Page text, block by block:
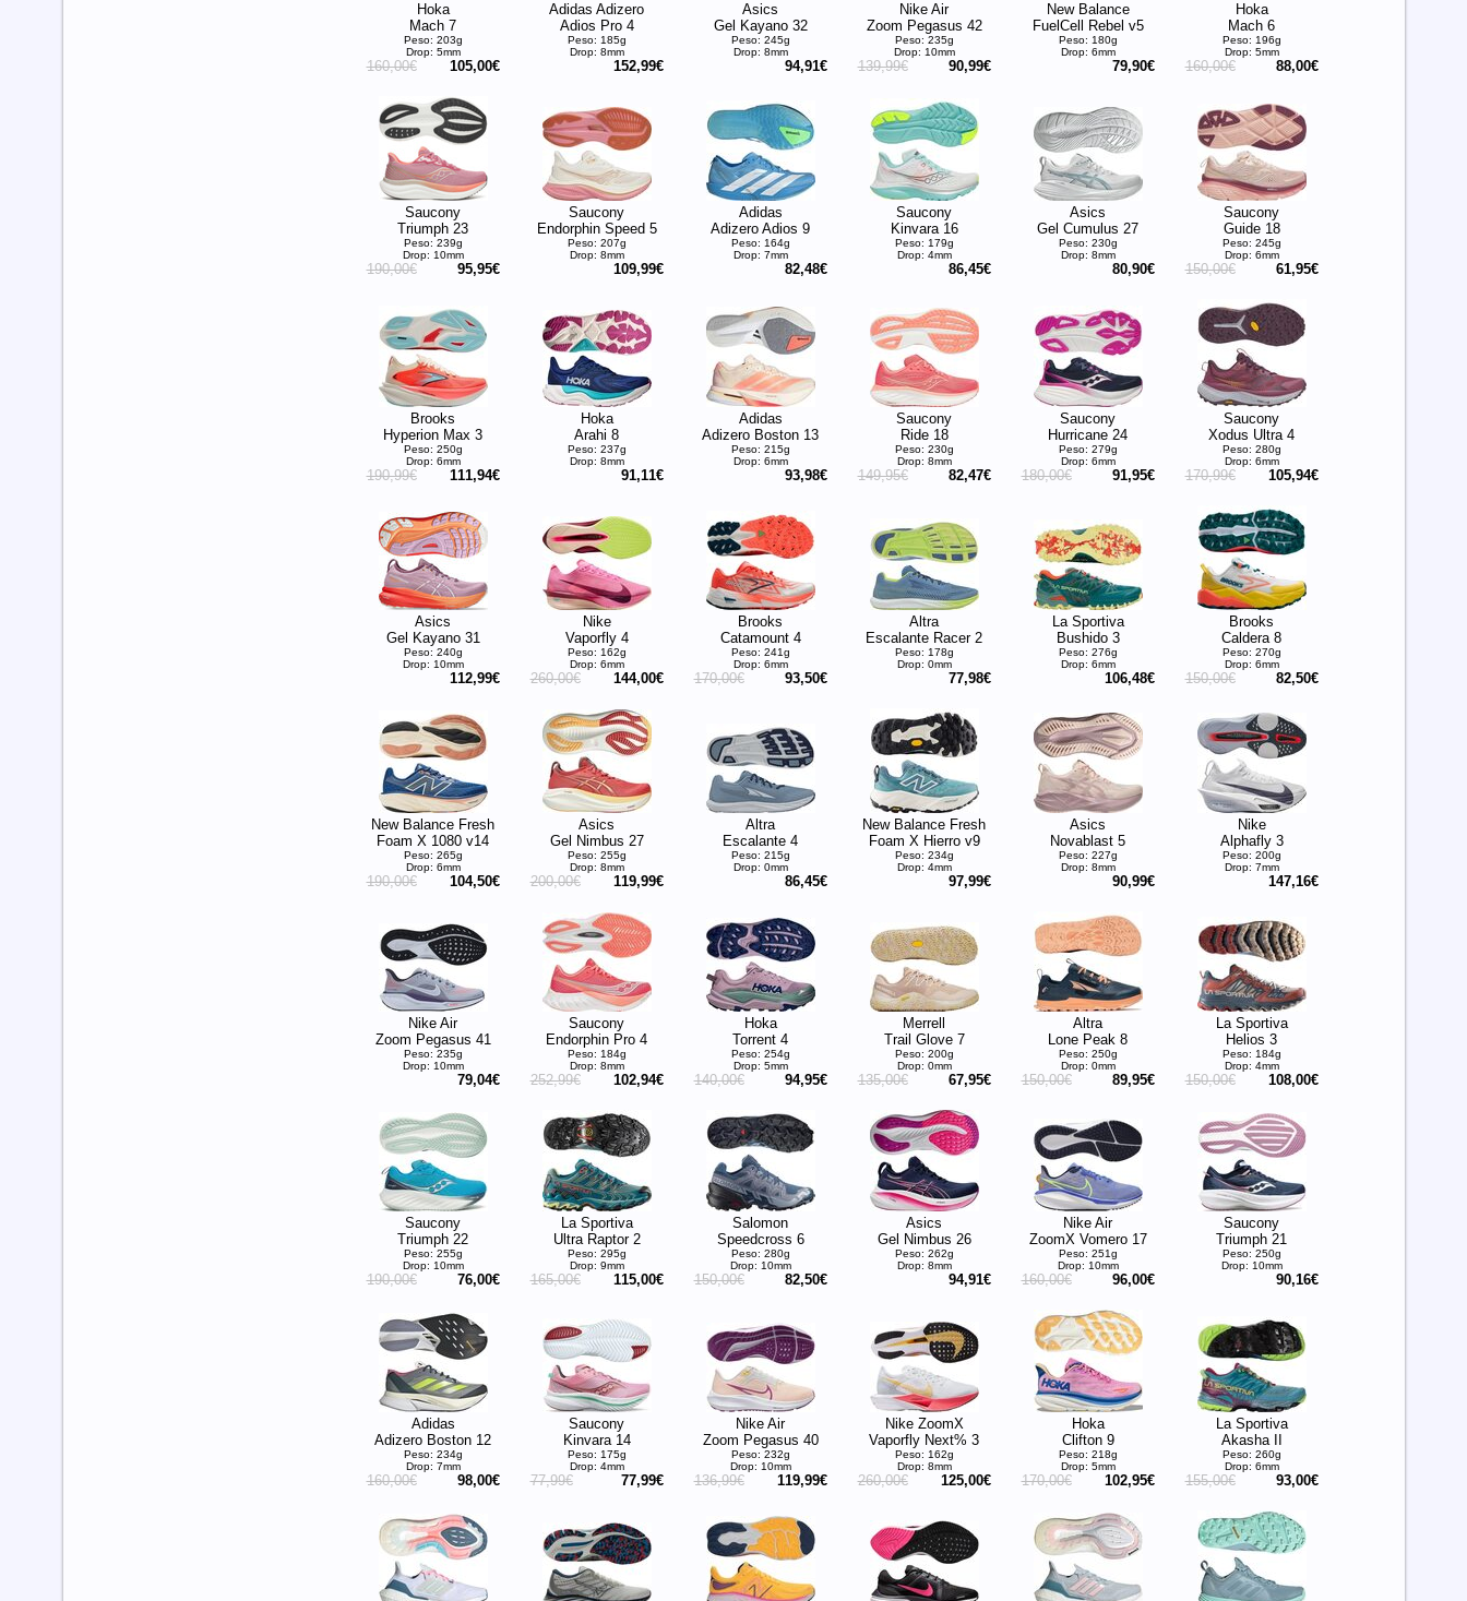
Hoka
Mach 7
Peso: 203g
Drop: 5mm
160,00€ 105,00€
Adidas Adizero
Adios Pro 4
Peso: 185g
Drop: 8mm
152,99€
Asics
Gel Kayano 32
Peso: 245g
Drop: 8mm
94,91€
Nike Air
Zoom Pegasus 42
Peso: 235g
Drop: 10mm
139,99€ 90,99€
New Balance
FuelCell Rebel v5
Peso: 180g
Drop: 6mm
79,90€
Hoka
Mach 6
Peso: 196g
Drop: 5mm
160,00€ 88,00€
Saucony
Triumph 23
Peso: 239g
Drop: 10mm
190,00€ 95,95€
Saucony
Endorphin Speed 5
Peso: 207g
Drop: 8mm
109,99€
Adidas
Adizero Adios 9
Peso: 164g
Drop: 7mm
82,48€
Saucony
Kinvara 16
Peso: 179g
Drop: 4mm
86,45€
Asics
Gel Cumulus 27
Peso: 230g
Drop: 8mm
80,90€
Saucony
Guide 18
Peso: 245g
Drop: 6mm
150,00€ 61,95€
Brooks
Hyperion Max 3
Peso: 250g
Drop: 6mm
190,99€ 111,94€
Hoka
Arahi 8
Peso: 237g
Drop: 8mm
91,11€
Adidas
Adizero Boston 13
Peso: 215g
Drop: 6mm
93,98€
Saucony
Ride 18
Peso: 230g
Drop: 8mm
149,95€ 82,47€
Saucony
Hurricane 24
Peso: 279g
Drop: 6mm
180,00€ 91,95€
Saucony
Xodus Ultra 4
Peso: 280g
Drop: 6mm
170,99€ 105,94€
Asics
Gel Kayano 31
Peso: 240g
Drop: 10mm
112,99€
Nike
Vaporfly 4
Peso: 162g
Drop: 6mm
260,00€ 144,00€
Brooks
Catamount 4
Peso: 241g
Drop: 6mm
170,00€ 93,50€
Altra
Escalante Racer 2
Peso: 178g
Drop: 0mm
77,98€
La Sportiva
Bushido 3
Peso: 276g
Drop: 6mm
106,48€
Brooks
Caldera 8
Peso: 270g
Drop: 6mm
150,00€ 82,50€
New Balance Fresh
Foam X 1080 v14
Peso: 265g
Drop: 6mm
190,00€ 104,50€
Asics
Gel Nimbus 27
Peso: 255g
Drop: 8mm
200,00€ 119,99€
Altra
Escalante 4
Peso: 215g
Drop: 0mm
86,45€
New Balance Fresh
Foam X Hierro v9
Peso: 234g
Drop: 4mm
97,99€
Asics
Novablast 5
Peso: 227g
Drop: 8mm
90,99€
Nike
Alphafly 3
Peso: 200g
Drop: 7mm
147,16€
Nike Air
Zoom Pegasus 41
Peso: 235g
Drop: 10mm
79,04€
Saucony
Endorphin Pro 4
Peso: 184g
Drop: 8mm
252,99€ 102,94€
Hoka
Torrent 4
Peso: 254g
Drop: 5mm
140,00€ 94,95€
Merrell
Trail Glove 7
Peso: 200g
Drop: 0mm
135,00€ 67,95€
Altra
Lone Peak 8
Peso: 250g
Drop: 0mm
150,00€ 89,95€
La Sportiva
Helios 3
Peso: 184g
Drop: 4mm
150,00€ 108,00€
Saucony
Triumph 22
Peso: 255g
Drop: 10mm
190,00€ 76,00€
La Sportiva
Ultra Raptor 2
Peso: 295g
Drop: 9mm
165,00€ 115,00€
Salomon
Speedcross 6
Peso: 280g
Drop: 10mm
150,00€ 82,50€
Asics
Gel Nimbus 26
Peso: 262g
Drop: 8mm
94,91€
Nike Air
ZoomX Vomero 17
Peso: 251g
Drop: 10mm
160,00€ 96,00€
Saucony
Triumph 21
Peso: 250g
Drop: 10mm
90,16€
Adidas
Adizero Boston 12
Peso: 234g
Drop: 7mm
160,00€ 98,00€
Saucony
Kinvara 14
Peso: 175g
Drop: 4mm
77,99€ 77,99€
Nike Air
Zoom Pegasus 40
Peso: 232g
Drop: 10mm
136,99€ 119,99€
Nike ZoomX
Vaporfly Next% 3
Peso: 162g
Drop: 8mm
260,00€ 125,00€
Hoka
Clifton 9
Peso: 218g
Drop: 5mm
170,00€ 102,95€
La Sportiva
Akasha II
Peso: 260g
Drop: 6mm
155,00€ 93,00€